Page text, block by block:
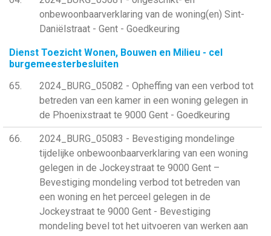
onbewoonbaarverklaring van de woning(en) Sint-
Daniëlstraat - Gent - Goedkeuring
Dienst Toezicht Wonen, Bouwen en Milieu - cel
burgemeesterbesluiten
65
2024_BURG_05082 - Opheffing van een verbod tot
betreden van een kamer in een woning gelegen in
de Phoenixstraat te 9000 Gent - Goedkeuring
66
2024_BURG_05083 - Bevestiging mondelinge
tijdelijke onbewoonbaarverklaring van een woning
gelegen in de Jockeystraat te 9000 Gent –
Bevestiging mondeling verbod tot betreden van
een woning en het perceel gelegen in de
Jockeystraat te 9000 Gent - Bevestiging
mondeling bevel tot het uitvoeren van werken aan